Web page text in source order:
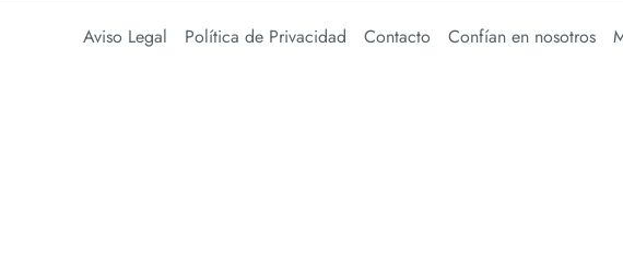
Aviso Legal Política de Privacidad Contacto Confían en nosotros